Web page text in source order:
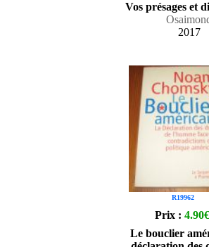
Vos présages et
2017
R19962
Prix : 4.90€
Le bouclier